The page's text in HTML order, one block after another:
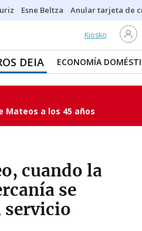
Esne Beltza Anular tarjeta de
Kiosko
DEIA ECONOMÍA
Mateos a los 45 años
cuando la
se
servicio